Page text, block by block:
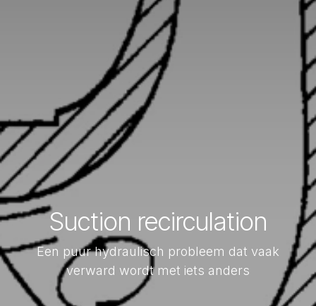
Suction recirculation
Een puur hydraulisch probleem dat vaak
verward wordt met iets anders